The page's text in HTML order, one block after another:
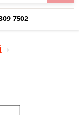
7502